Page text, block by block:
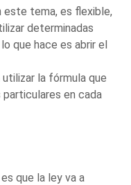
este tema, es flexible,
determinadas
que hace es abrir el
la fórmula que
en cada
que la ley va a